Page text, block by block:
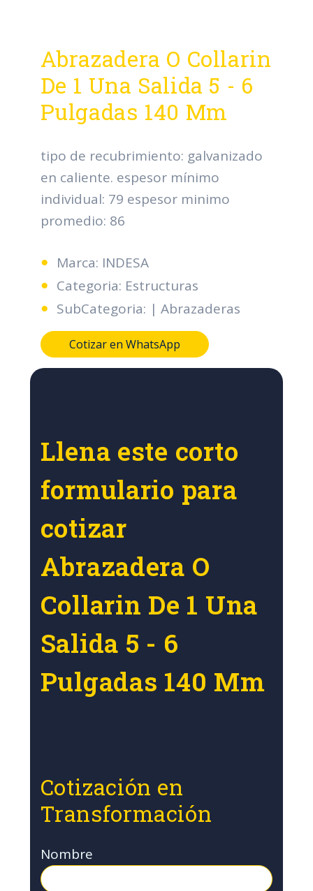
Abrazadera O Collarin
De 1 Una Salida 5 - 6
Pulgadas 140 Mm
tipo de recubrimiento: galvanizado
en caliente. espesor mínimo
individual: 79 espesor minimo
promedio: 86
Marca: INDESA
Categoria: Estructuras
SubCategoria: | Abrazaderas
Cotizar en WhatsApp
Llena este corto
formulario para
cotizar
Abrazadera O
Collarin De 1 Una
Salida 5 - 6
Pulgadas 140 Mm
Cotización en
Transformación
Nombre